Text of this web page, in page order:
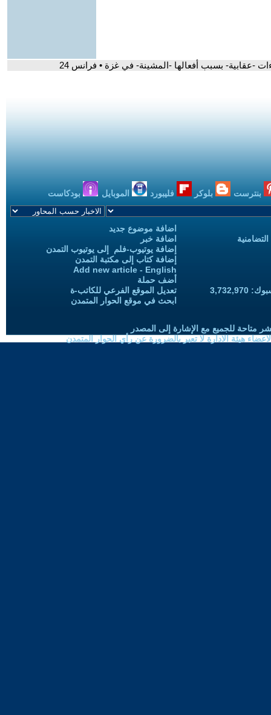
-عقابية- بسبب أفعالها -المشينة- في غزة • فرانس 24
بنترست بلوكر فليبورد الموبايل بودكاست
اضافة موضوع جديد
اضافة خبر
إضافة يوتيوب-فلم إلى يوتيوب التمدن
إضافة كتاب إلى مكتبة التمدن
Add new article - English
أضف حملة
تعديل الموقع الفرعي للكاتب-ة
ابحث في موقع الحوار المتمدن
متاحة للجميع مع الإشارة إلى المصدر
هيئة الادارة لا تعبر بالضرورة عن رأي الحوار المتمدن